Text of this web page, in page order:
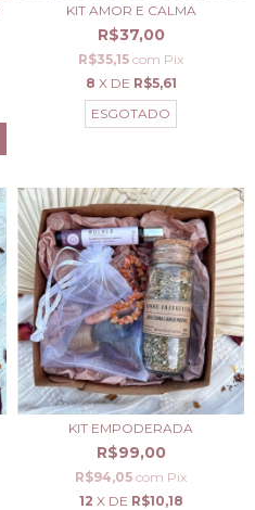
KIT AMOR E CALMA
R$37,00
R$35,15 com Pix
8 X DE R$5,61
ESGOTADO
KIT EMPODERADA
R$99,00
R$94,05 com Pix
12 X DE R$10,18